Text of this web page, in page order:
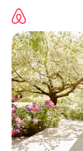
directement
contenu